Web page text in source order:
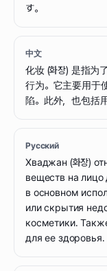
す。
中文
化妆 (화장) 是指为
行为。它主要用于
陷。此外，也包括
Русский
Хваджан (화장)
веществ на
в основном
или скрытия
косметики.
для ее здоровья.